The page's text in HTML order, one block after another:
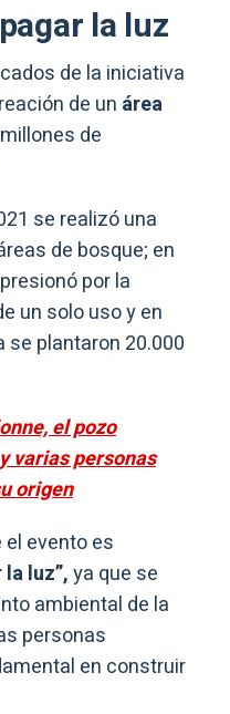
la luz
de la iniciativa
de un área
de
se realizó una
de bosque; en
por la
un solo uso y en
se plantaron 20.000
el pozo
varias personas
origen
el evento es
luz”,ya que se
ambiental de la
personas
en construir